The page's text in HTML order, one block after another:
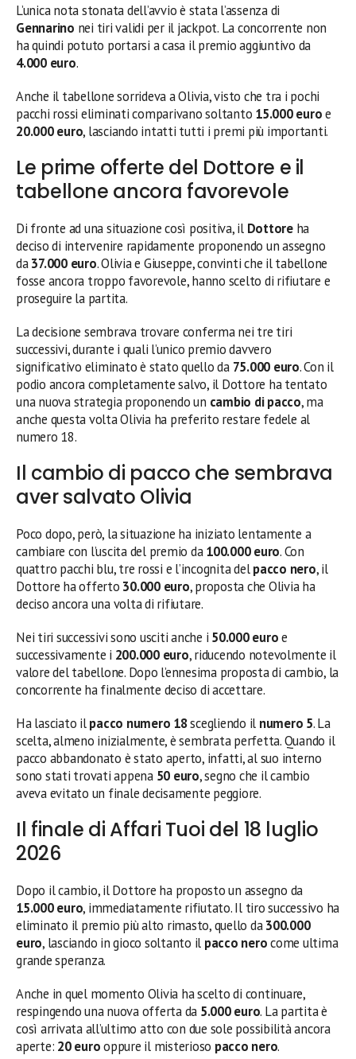
L’unica nota stonata dell’avvio è stata l’assenza di
Gennarino nei tiri validi per il jackpot. La concorrente non
ha quindi potuto portarsi a casa il premio aggiuntivo da
4.000 euro.
Anche il tabellone sorrideva a Olivia, visto che tra i pochi
pacchi rossi eliminati comparivano soltanto 15.000 euroe
20.000 euro, lasciando intatti tutti i premi più importanti.
Le prime offerte del Dottore e il
tabellone ancora favorevole
Di fronte ad una situazione così positiva, il Dottoreha
deciso di intervenire rapidamente proponendo un assegno
da37.000 euro. Olivia e Giuseppe, convinti che il tabellone
fosse ancora troppo favorevole, hanno scelto di rifiutare e
proseguire la partita.
La decisione sembrava trovare conferma nei tre tiri
successivi, durante i quali l’unico premio davvero
significativo eliminato è stato quello da 75.000 euro. Con il
podio ancora completamente salvo, il Dottore ha tentato
una nuova strategia proponendo un cambio di pacco, ma
anche questa volta Olivia ha preferito restare fedele al
numero 18.
Il cambio di pacco che sembrava
aver salvato Olivia
Poco dopo, però, la situazione ha iniziato lentamente a
cambiare con l’uscita del premio da100.000 euro. Con
quattro pacchi blu, tre rossi e l’incognita delpacco nero, il
Dottore ha offerto 30.000 euro, proposta che Olivia ha
deciso ancora una volta di rifiutare.
Nei tiri successivi sono usciti anche i 50.000 euroe
successivamente i 200.000 euro, riducendo notevolmente il
valore del tabellone. Dopo l’ennesima proposta di cambio, la
concorrente ha finalmente deciso di accettare.
Ha lasciato ilpacco numero 18scegliendo il numero 5. La
scelta, almeno inizialmente, è sembrata perfetta. Quando il
pacco abbandonato è stato aperto, infatti, al suo interno
sono stati trovati appena 50 euro, segno che il cambio
aveva evitato un finale decisamente peggiore.
Il finale di Affari Tuoi del 18 luglio
2026
Dopo il cambio, il Dottore ha proposto un assegno da
15.000 euro, immediatamente rifiutato. Il tiro successivo ha
eliminato il premio più alto rimasto, quello da300.000
euro, lasciando in gioco soltanto il pacco nerocome ultima
grande speranza.
Anche in quel momento Olivia ha scelto di continuare,
respingendo una nuova offerta da 5.000 euro. La partita è
così arrivata all’ultimo atto con due sole possibilità ancora
aperte: 20 eurooppure il misterioso pacco nero.